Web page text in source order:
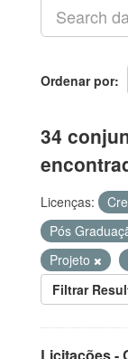
Ordenar por
34
Licenças:
Pós
Projeto
Filtrar